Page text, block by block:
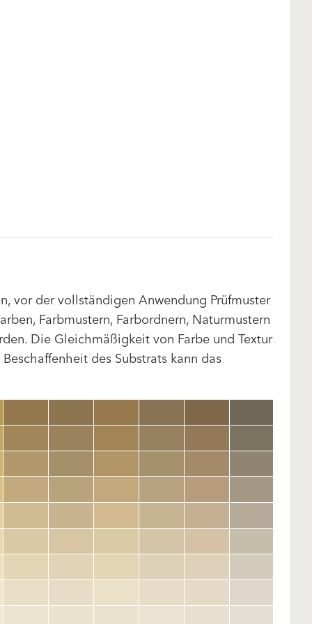
vor der vollständigen Anwendung Prüfmuster
Farbmustern, Farbordnern, Naturmustern
Die Gleichmäßigkeit von Farbe und Textur
des Substrats kann das
clear